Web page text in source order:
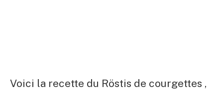
Voici la recette du Röstis de courgettes ,